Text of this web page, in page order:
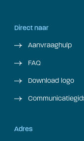
Direct naar
Aanvraaghulp
FAQ
Download logo
Adres